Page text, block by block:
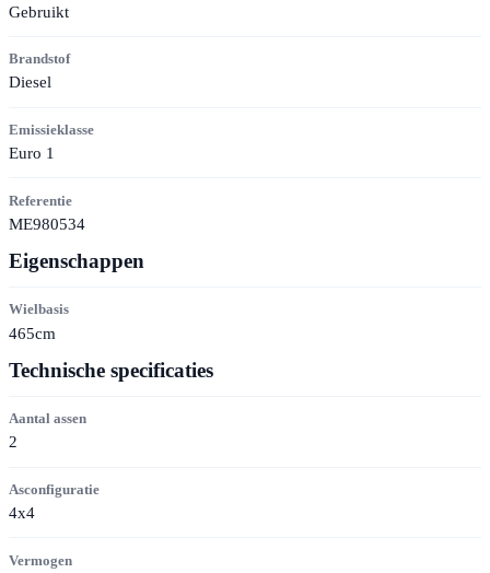
Gebruikt
Brandstof
Diesel
Emissieklasse
Euro 1
Referentie
ME980534
Eigenschappen
Wielbasis
465cm
Technische specificaties
Aantal assen
2
Asconfiguratie
4x4
Vermogen